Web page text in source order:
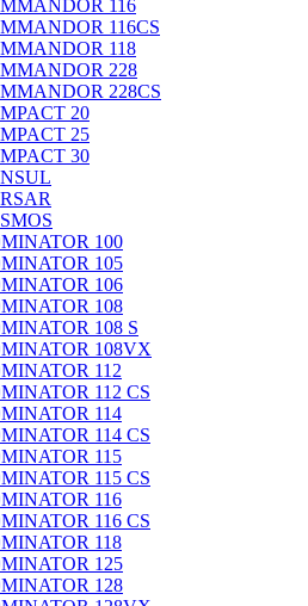
116
116CS
118
228
228CS
20
25
30
100
105
106
108
108 S
108VX
112
112 CS
114
114 CS
115
115 CS
116
116 CS
118
125
128